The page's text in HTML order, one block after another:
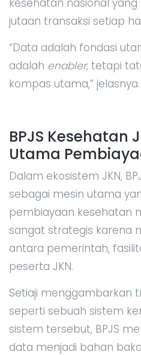
kesehatan nasional
jutaan transaksi setiap
“Data adalah fondasi
adalah enabler, tetapi
kompas utama,” jelasnya.
BPJS Kesehatan
Utama
Dalam ekosistem JKN,
sebagai mesin utama
pembiayaan kesehatan
sangat strategis karena
antara pemerintah,
peserta JKN.
Setiaji menggambarkan
seperti sebuah sistem
sistem tersebut, BPJS
data menjadi bahan